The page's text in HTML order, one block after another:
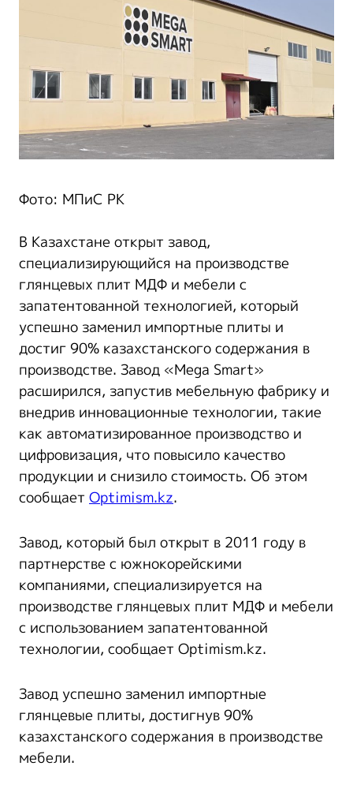
Фото: МПиС РК
В Казахстане открыт завод,
специализирующийся на производстве
глянцевых плит МДФ и мебели с
запатентованной технологией, который
успешно заменил импортные плиты и
достиг 90% казахстанского содержания в
производстве. Завод «Mega Smart»
расширился, запустив мебельную фабрику и
внедрив инновационные технологии, такие
как автоматизированное производство и
цифровизация, что повысило качество
продукции и снизило стоимость. Об этом
сообщает Optimism.kz.
Завод, который был открыт в 2011 году в
партнерстве с южнокорейскими
компаниями, специализируется на
производстве глянцевых плит МДФ и мебели
с использованием запатентованной
технологии, сообщает Optimism.kz.
Завод успешно заменил импортные
глянцевые плиты, достигнув 90%
казахстанского содержания в производстве
мебели.